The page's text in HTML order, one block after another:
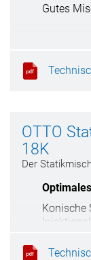
Gutes
OTTO
18K
Der
Konische